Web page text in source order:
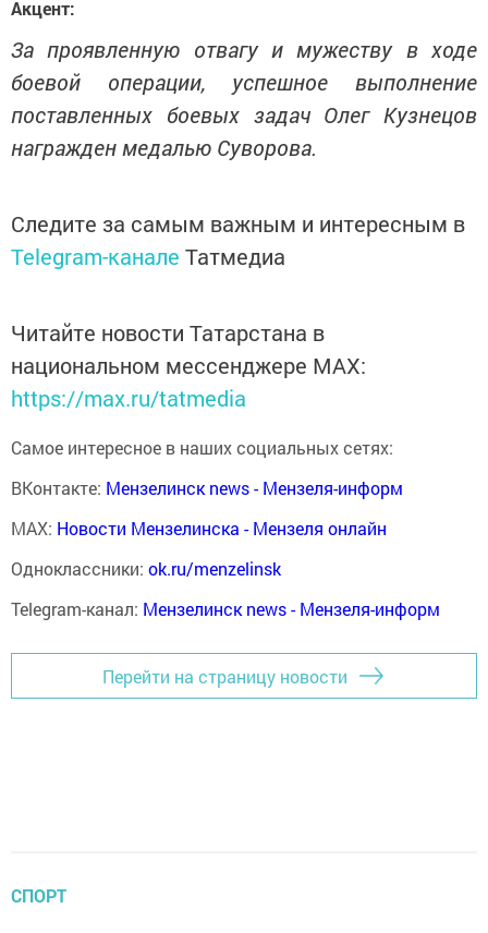
Акцент:
За проявленную отвагу и мужеству в ходе
боевой операции, успешное выполнение
поставленных боевых задач Олег Кузнецов
награжден медалью Суворова.
Следите за самым важным и интересным в
Telegram-канале Татмедиа
Читайте новости Татарстана в
национальном мессенджере MАХ:
https://max.ru/tatmedia
Самое интересное в наших социальных сетях:
ВКонтакте: Мензелинск news - Мензеля-информ
MAX: Новости Мензелинска - Мензеля онлайн
Одноклассники: ok.ru/menzelinsk
Telegram-канал: Мензелинск news - Мензеля-информ
Перейти на страницу новости
СПОРТ